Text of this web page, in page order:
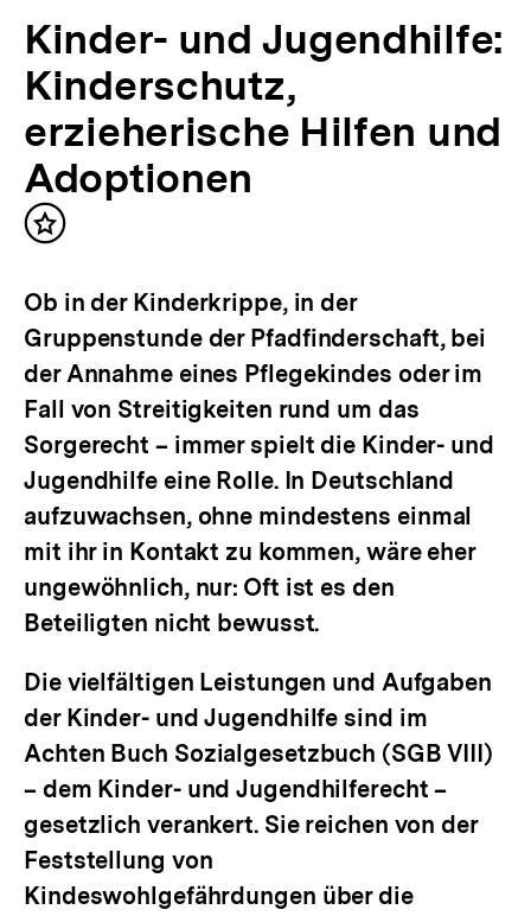
Kinder- und Jugendhilfe:
Kinderschutz,
erzieherische Hilfen und
Adoptionen
Inhalt
Ob in der Kinderkrippe, in der
Gruppenstunde der Pfadfinderschaft, bei
der Annahme eines Pflegekindes oder im
Fall von Streitigkeiten rund um das
Sorgerecht – immer spielt die Kinder- und
Jugendhilfe eine Rolle. In Deutschland
aufzuwachsen, ohne mindestens einmal
mit ihr in Kontakt zu kommen, wäre eher
ungewöhnlich, nur: Oft ist es den
Beteiligten nicht bewusst.
Die vielfältigen Leistungen und Aufgaben
der Kinder- und Jugendhilfe sind im
Achten Buch Sozialgesetzbuch (SGB VIII)
– dem Kinder- und Jugendhilferecht –
gesetzlich verankert. Sie reichen von der
Feststellung von
Kindeswohlgefährdungen über die